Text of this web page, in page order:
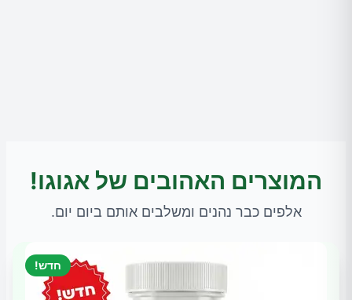
המוצרים האהובים של אגוגו!
אלפים כבר נהנים ומשלבים אותם ביום יום.
חדש!